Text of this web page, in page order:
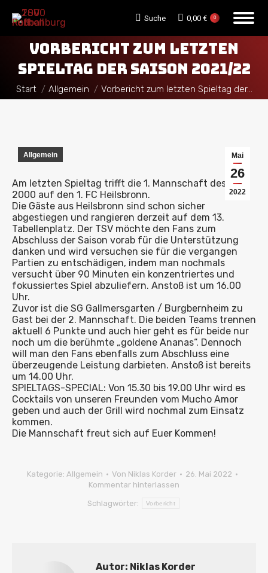
Search:
Suche 0,00 € 0
VORBERICHT ZUM LETZTEN
SPIELTAG DER SAISON 2021/22
Sie befinden sich hier:
Start Allgemein Vorbericht zum letzten Spieltag der…
Mai
26
2022
Allgemein
Am letzten Spieltag trifft die 1. Mannschaft des TSV
2000 auf den 1. FC Heilsbronn.
Die Gäste aus Heilsbronn sind schon sicher
abgestiegen und rangieren derzeit auf dem 13.
Tabellenplatz. Der TSV möchte den Fans zum
Abschluss der Saison vorab für die Unterstützung
danken und wird versuchen sie für die vergangen
Partien zu entschädigen, indem man nochmals
versucht über 90 Minuten ein konzentriertes und
fokussiertes Spiel abzuliefern. Anstoß ist um 16.00
Uhr.
Zuvor ist die SG Gallmersgarten / Burgbernheim zu
Gast bei der 2. Mannschaft. Die beiden Teams trennen
aktuell 6 Punkte und auch hier geht es für beide nur
noch um die berühmte „goldene Ananas“. Dennoch
will man den Fans ebenfalls zum Abschluss eine
überzeugende Leistung darbieten. Anstoß ist bereits
um 14.00 Uhr.
SPIELTAGS-SPECIAL: Von 15.30 bis 19.00 Uhr wird es
Cocktails von unseren Freunden vom Mucho Amor
geben und auch der Grill wird nochmal zum Einsatz
kommen.
Die Mannschaft freut sich auf Euer Kommen!
Kategorie: Allgemein Von Niklas Korder
26. Mai 2022
Kommentar hinterlassen
Schlagwörter: Vorbericht
Autor: Niklas Korder